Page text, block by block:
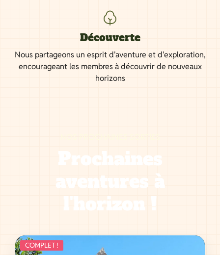
Découverte
Nous partageons un esprit d'aventure et d'exploration,
encourageant les membres à découvrir de nouveaux
horizons
Prochaines
aventures à
l'horizon !
COMPLET !